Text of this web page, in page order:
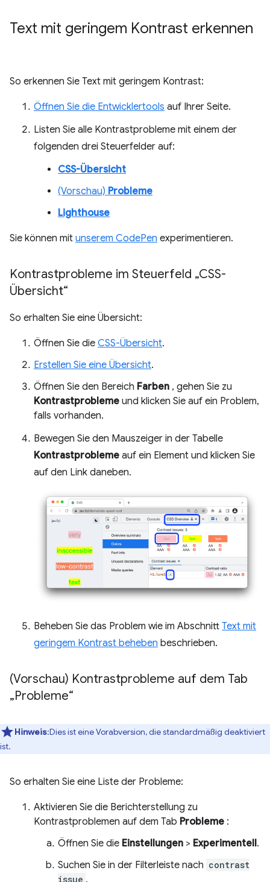
Text mit geringem Kontrast erkennen
So erkennen Sie Text mit geringem Kontrast:
Öffnen Sie die Entwicklertools auf Ihrer Seite.
Listen Sie alle Kontrastprobleme mit einem der
folgenden drei Steuerfelder auf:
CSS-Übersicht
(Vorschau) Probleme
Lighthouse
Sie können mit unserem CodePen experimentieren.
Kontrastprobleme im Steuerfeld „CSS-
Übersicht“
So erhalten Sie eine Übersicht:
Öffnen Sie die CSS-Übersicht.
Erstellen Sie eine Übersicht.
Öffnen Sie den Bereich Farben , gehen Sie zu
Kontrastprobleme und klicken Sie auf ein Problem,
falls vorhanden.
Bewegen Sie den Mauszeiger in der Tabelle
Kontrastprobleme auf ein Element und klicken Sie
auf den Link daneben.
Beheben Sie das Problem wie im Abschnitt Text mit
geringem Kontrast beheben beschrieben.
(Vorschau) Kontrastprobleme auf dem Tab
„Probleme“
Hinweis:Dies ist eine Vorabversion, die standardmäßig deaktiviert
ist.
So erhalten Sie eine Liste der Probleme:
Aktivieren Sie die Berichterstellung zu
Kontrastproblemen auf dem Tab Probleme :
Öffnen Sie die Einstellungen > Experimentell.
Suchen Sie in der Filterleiste nach contrast
issue .